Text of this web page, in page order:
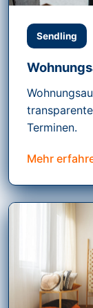
Sendling
Terminen.
Mehr